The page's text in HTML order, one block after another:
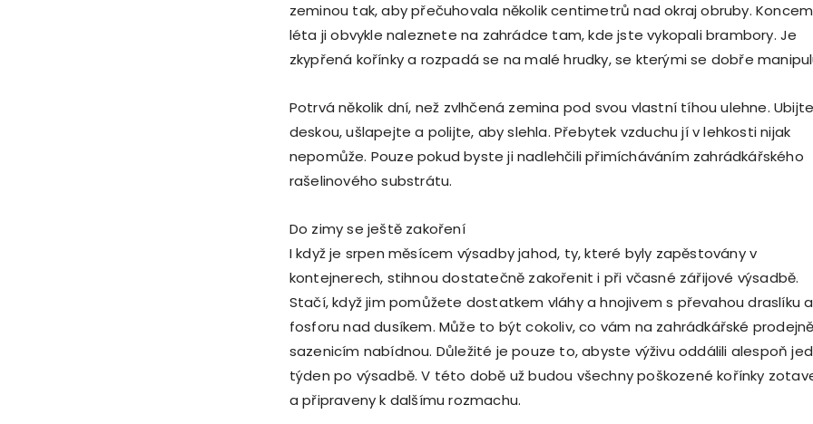
zeminou tak, aby přečuhovala několik centimetrů nad okraj obruby. Koncem
léta ji obvykle naleznete na zahrádce tam, kde jste vykopali brambory. Je
zkypřená kořínky a rozpadá se na malé hrudky, se kterými se dobře
Potrvá několik dní, než zvlhčená zemina pod svou vlastní tíhou ulehne.
deskou, ušlapejte a polijte, aby slehla. Přebytek vzduchu jí v lehkosti nijak
nepomůže. Pouze pokud byste ji nadlehčili přimícháváním zahrádkářského
rašelinového substrátu.
Do zimy se ještě zakoření
I když je srpen měsícem výsadby jahod, ty, které byly zapěstovány v
kontejnerech, stihnou dostatečně zakořenit i při včasné zářijové výsadbě.
Stačí, když jim pomůžete dostatkem vláhy a hnojivem s převahou draslíku a
fosforu nad dusíkem. Může to být cokoliv, co vám na zahrádkářské
sazenicím nabídnou. Důležité je pouze to, abyste výživu oddálili alespoň
týden po výsadbě. V této době už budou všechny poškozené kořínky
a připraveny k dalšímu rozmachu.